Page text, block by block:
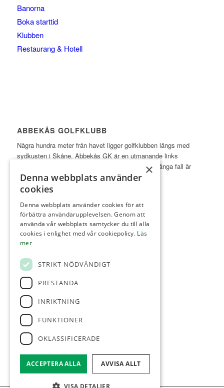
Banorna
Boka starttid
Klubben
Restaurang & Hotell
ABBEKÅS GOLFKLUBB
Några hundra meter från havet ligger golfklubben längs med
sydkusten i Skåne. Abbekås GK är en utmanande links
inspirerad golfbana på ypperlig sandjord, som i många fall är
öppen året runt med spel till ordinarie greener.
KONTAKTA OSS
Abbekås Golfklubb Örmölla
324 Kroppsmarksvägen
27456 Abbekås
0411-533 233
info@abbekasgk.se
Facebook
×
Denna webbplats använder
cookies
Denna webbplats använder cookies för att
förbättra användarupplevelsen. Genom att
använda vår webbplats samtycker du till alla
cookies i enlighet med vår cookiepolicy. Läs
mer
STRIKT NÖDVÄNDIGT
PRESTANDA
INRIKTNING
FUNKTIONER
OKLASSIFICERADE
ACCEPTERA ALLA AVVISA ALLT
VISA DETALJER